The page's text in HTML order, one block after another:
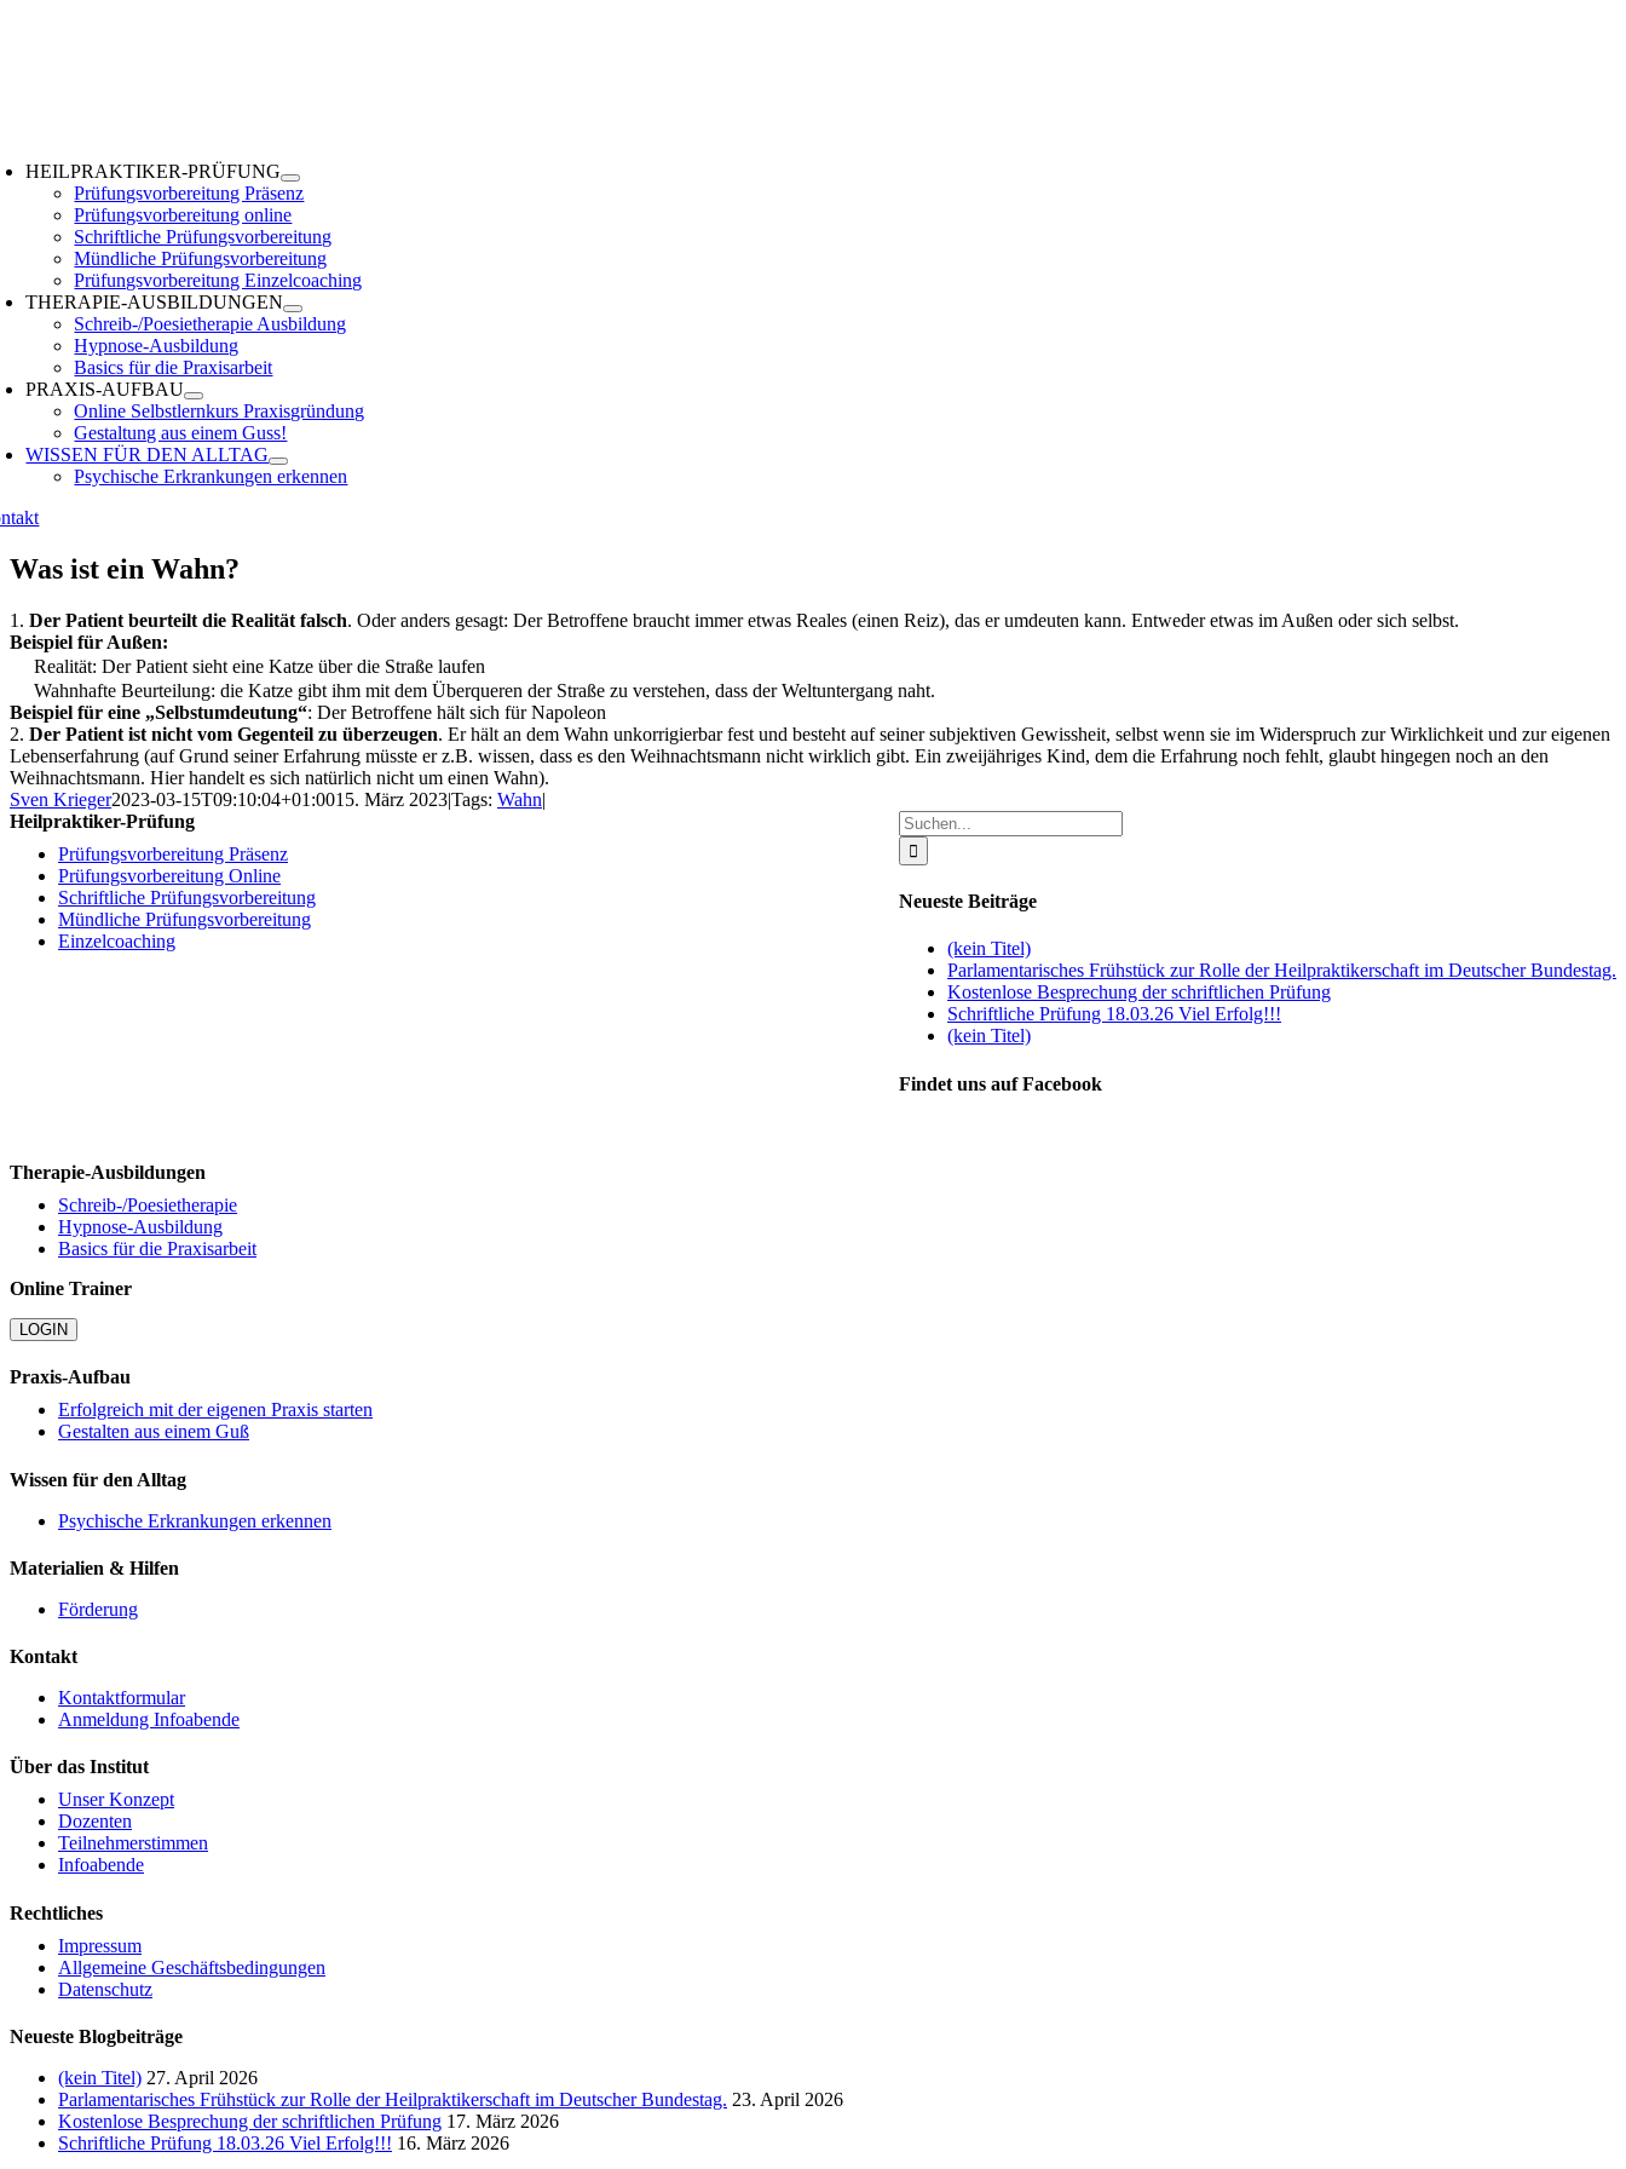
HEILPRAKTIKER-PRÜFUNG
Prüfungsvorbereitung Präsenz
Prüfungsvorbereitung online
Schriftliche Prüfungsvorbereitung
Mündliche Prüfungsvorbereitung
Prüfungsvorbereitung Einzelcoaching
THERAPIE-AUSBILDUNGEN
Schreib-/Poesietherapie Ausbildung
Hypnose-Ausbildung
Basics für die Praxisarbeit
PRAXIS-AUFBAU
Online Selbstlernkurs Praxisgründung
Gestaltung aus einem Guss!
WISSEN FÜR DEN ALLTAG
Psychische Erkrankungen erkennen
Was ist ein Wahn?
1. Der Patient beurteilt die Realität falsch. Oder anders gesagt: Der Betroffene braucht immer etwas Reales (einen Reiz), das er umdeuten kann. Entweder etwas im Außen oder sich selbst.
Beispiel für Außen:
Realität: Der Patient sieht eine Katze über die Straße laufen
Wahnhafte Beurteilung: die Katze gibt ihm mit dem Überqueren der Straße zu verstehen, dass der Weltuntergang naht.
Beispiel für eine „Selbstumdeutung“: Der Betroffene hält sich für Napoleon
2. Der Patient ist nicht vom Gegenteil zu überzeugen. Er hält an dem Wahn unkorrigierbar fest und besteht auf seiner subjektiven Gewissheit, selbst wenn sie im Widerspruch zur Wirklichkeit und zur eigenen
Lebenserfahrung (auf Grund seiner Erfahrung müsste er z.B. wissen, dass es den Weihnachtsmann nicht wirklich gibt. Ein zweijähriges Kind, dem die Erfahrung noch fehlt, glaubt hingegen noch an den
Weihnachtsmann. Hier handelt es sich natürlich nicht um einen Wahn).
Sven Krieger2023-03-15T09:10:04+01:0015. März 2023|Tags: Wahn|
Suche
nach:
Neueste Beiträge
(kein Titel)
Parlamentarisches Frühstück zur Rolle der Heilpraktikerschaft im Deutscher Bundestag.
Kostenlose Besprechung der schriftlichen Prüfung
Schriftliche Prüfung 18.03.26 Viel Erfolg!!!
(kein Titel)
Findet uns auf Facebook
Heilpraktiker-Prüfung
Prüfungsvorbereitung Präsenz
Prüfungsvorbereitung Online
Schriftliche Prüfungsvorbereitung
Mündliche Prüfungsvorbereitung
Einzelcoaching
Therapie-Ausbildungen
Schreib-/Poesietherapie
Hypnose-Ausbildung
Basics für die Praxisarbeit
Online Trainer
LOGIN
Praxis-Aufbau
Erfolgreich mit der eigenen Praxis starten
Gestalten aus einem Guß
Wissen für den Alltag
Psychische Erkrankungen erkennen
Materialien & Hilfen
Förderung
Kontakt
Kontaktformular
Anmeldung Infoabende
Über das Institut
Unser Konzept
Dozenten
Teilnehmerstimmen
Infoabende
Rechtliches
Impressum
Allgemeine Geschäftsbedingungen
Datenschutz
Neueste Blogbeiträge
(kein Titel) 27. April 2026
Parlamentarisches Frühstück zur Rolle der Heilpraktikerschaft im Deutscher Bundestag. 23. April 2026
Kostenlose Besprechung der schriftlichen Prüfung 17. März 2026
Schriftliche Prüfung 18.03.26 Viel Erfolg!!! 16. März 2026